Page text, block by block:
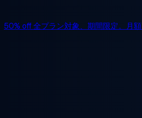
50% off全プラン対象、期間限定。月額